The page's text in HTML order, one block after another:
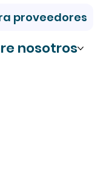
proveedores
nosotros